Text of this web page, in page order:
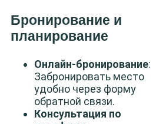
Бронирование и
планирование
Онлайн-бронирование:
Забронировать место
удобно через форму
обратной связи.
Консультация по